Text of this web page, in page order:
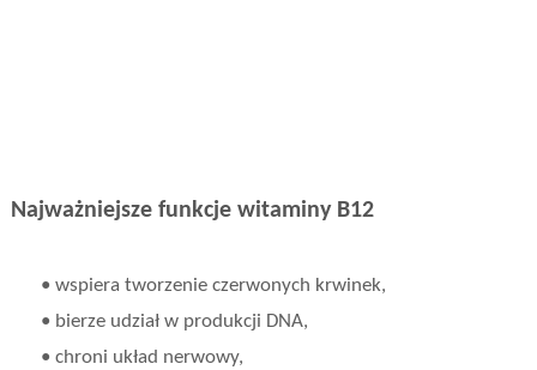
Najważniejsze funkcje witaminy B12
• wspiera tworzenie czerwonych krwinek,
• bierze udział w produkcji DNA,
• chroni układ nerwowy,